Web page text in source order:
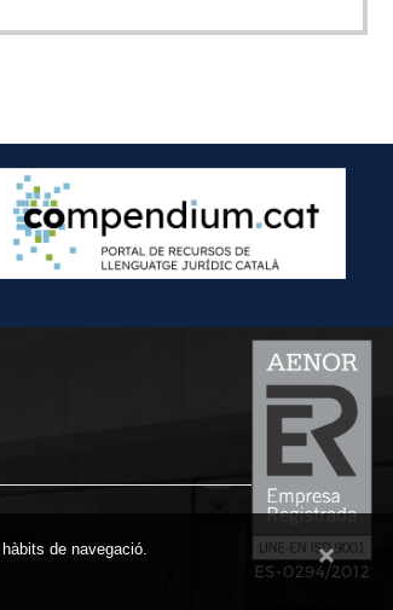
ES-0294/2012
de navegació.